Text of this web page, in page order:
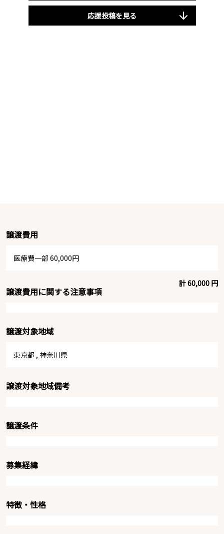
応援投稿を見る
譲渡費用
医療費一部 60,000円
計 60,000 円
譲渡費用に関する注意事項
譲渡対象地域
東京都 , 神奈川県
譲渡対象地域備考
譲渡条件
募集経緯
特徴・性格